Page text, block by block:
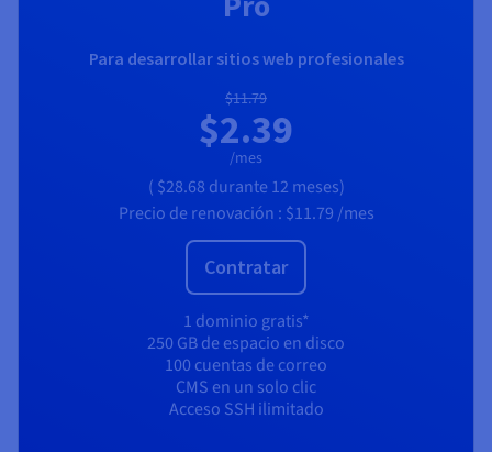
Para desarrollar sitios web profesionales
$11.79
$2.39
/mes
( $28.68 durante 12 meses)
Precio de renovación : $11.79 /mes
Contratar
1 dominio gratis*
250 GB de espacio en disco
100 cuentas de correo
CMS en un solo clic
Acceso SSH ilimitado